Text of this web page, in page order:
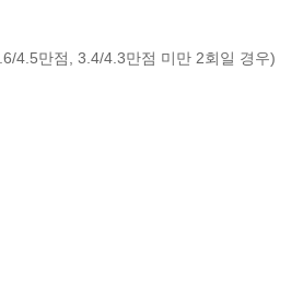
4.5만점, 3.4/4.3만점 미만 2회일 경우)